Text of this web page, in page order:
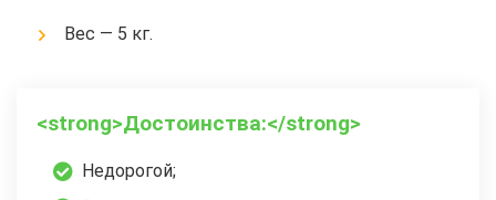
Вес — 5 кг.
<strong>Достоинства:</strong>
Недорогой;